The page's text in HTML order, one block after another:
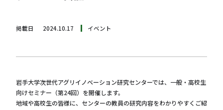
掲載日 2024.10.17 イベント
岩手大学次世代アグリイノベーション研究センターでは、一般・高校生
向けセミナー（第24回）を開催します。
地域や高校生の皆様に、センターの教員の研究内容をわかりやすくご紹